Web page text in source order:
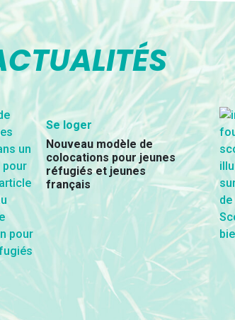
Se loger
Nouveau modèle de
colocations pour jeunes
réfugiés et jeunes
français